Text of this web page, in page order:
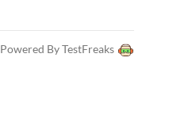
Powered By TestFreaks